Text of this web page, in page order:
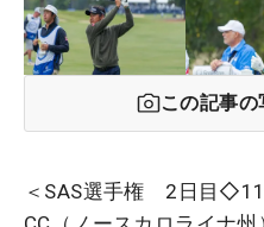
この記事の
＜SAS選手権 2日目